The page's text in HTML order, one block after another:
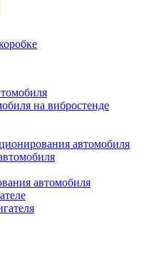
на вибростенде
автомобиля
автомобиля